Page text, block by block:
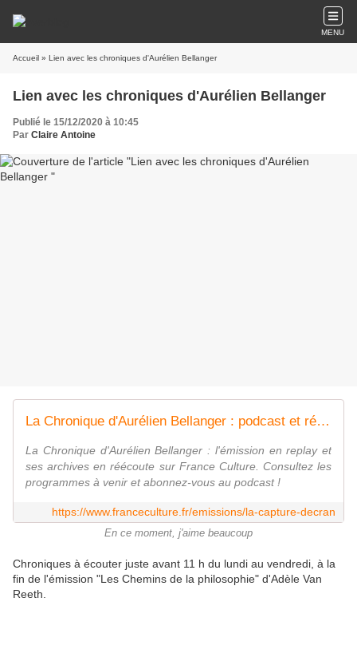
MENU
Accueil » Lien avec les chroniques d'Aurélien Bellanger
Lien avec les chroniques d'Aurélien Bellanger
Publié le 15/12/2020 à 10:45
Par Claire Antoine
La Chronique d'Aurélien Bellanger : podcast et réécoute sur France Culture
La Chronique d'Aurélien Bellanger : l'émission en replay et
ses archives en réécoute sur France Culture. Consultez les
programmes à venir et abonnez-vous au podcast !
https://www.franceculture.fr/emissions/la-capture-decran
En ce moment, j'aime beaucoup
Chroniques à écouter juste avant 11 h du lundi au vendredi, à la
fin de l'émission "Les Chemins de la philosophie" d'Adèle Van
Reeth.